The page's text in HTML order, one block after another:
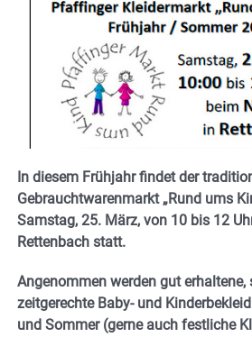
In diesem Frühjahr findet der
Gebrauchtwarenmarkt „Rund ums
Samstag, 25. März, von 10 bis 12
Rettenbach statt.
Angenommen werden gut erhaltene,
zeitgerechte Baby- und
und Sommer (gerne auch festliche